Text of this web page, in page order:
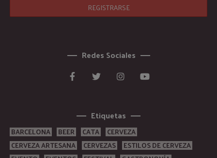
Redes Sociales
Etiquetas
BARCELONA BEER CATA
CERVEZA
CERVEZA ARTESANA
CERVEZAS
ESTILOS DE CERVEZA